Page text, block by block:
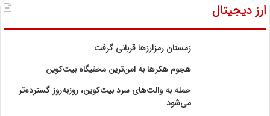
ارز دیجیتال
زمستان رمزارزها قربانی گرفت
هجوم هکرها به امن‌ترین مخفیگاه بیت‌کوین
حمله به والت‌های سرد بیت‌کوین، روزبه‌روز گسترده‌تر
می‌شود